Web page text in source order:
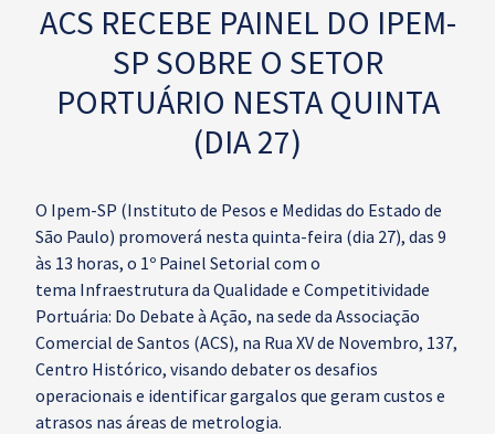
ACS RECEBE PAINEL DO IPEM-
SP SOBRE O SETOR
PORTUÁRIO NESTA QUINTA
(DIA 27)
O Ipem-SP (Instituto de Pesos e Medidas do Estado de
São Paulo) promoverá nesta quinta-feira (dia 27), das 9
às 13 horas, o 1º Painel Setorial com o
tema Infraestrutura da Qualidade e Competitividade
Portuária: Do Debate à Ação, na sede da Associação
Comercial de Santos (ACS), na Rua XV de Novembro, 137,
Centro Histórico, visando debater os desafios
operacionais e identificar gargalos que geram custos e
atrasos nas áreas de metrologia.